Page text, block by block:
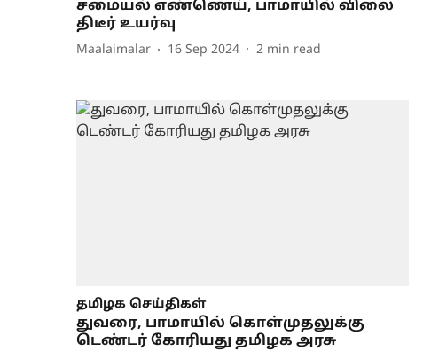
சமையல் எண்ணெய், பாமாயில் விலை
திடீர் உயர்வு
Maalaimalar 16 Sep 2024 2 min read
தமிழக செய்திகள்
துவரை, பாமாயில் கொள்முதலுக்கு
டெண்டர் கோரியது தமிழக அரசு